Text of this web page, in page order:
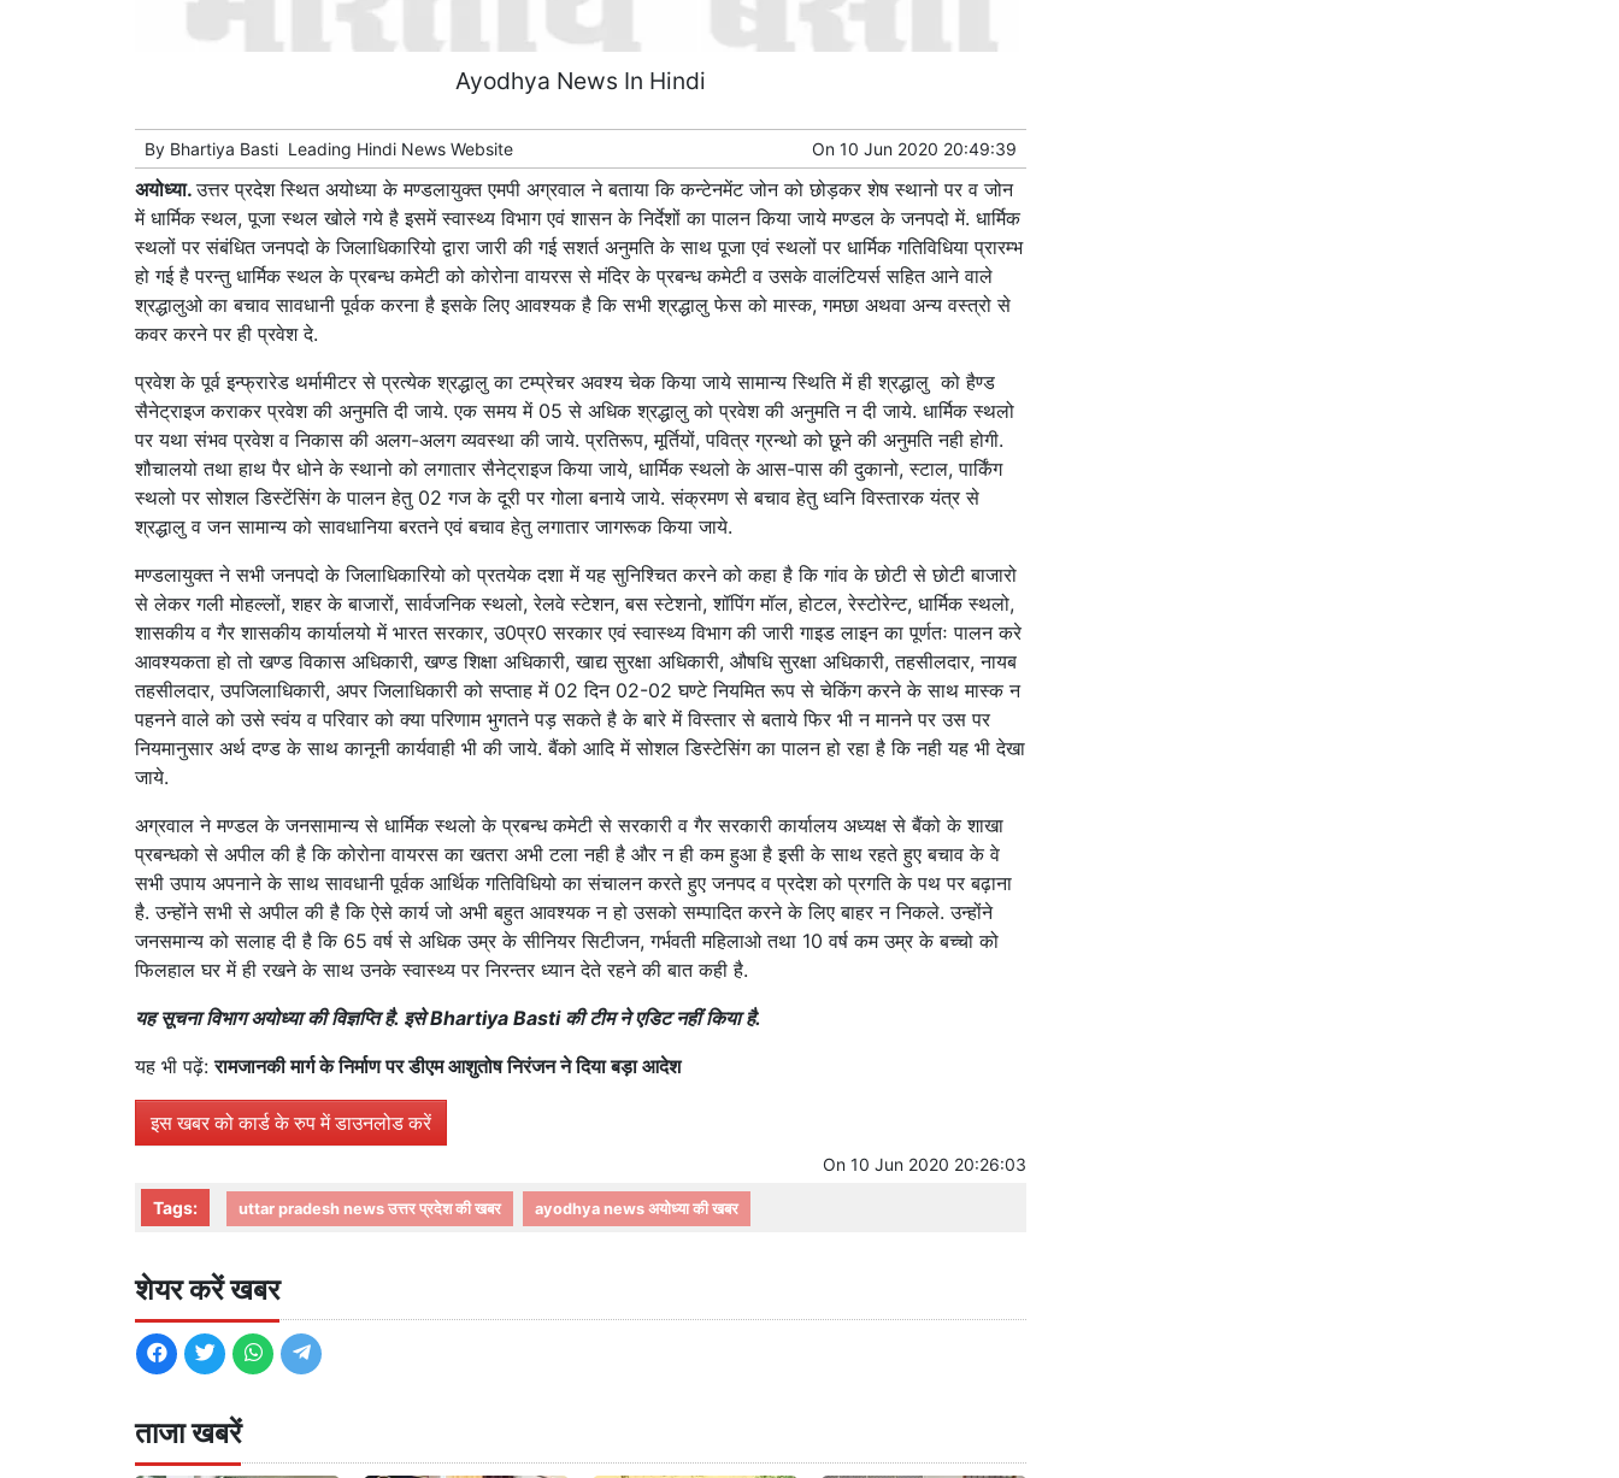
Ayodhya News In Hindi
By Bhartiya Basti Leading Hindi News Website On 10 Jun 2020 20:49:39
अयोध्या.उत्तर प्रदेश स्थित अयोध्या के मण्डलायुक्त एमपी अग्रवाल ने बताया कि कन्टेनमेंट जोन को छोड़कर शेष स्थानो पर व जोन
में धार्मिक स्थल, पूजा स्थल खोले गये है इसमें स्वास्थ्य विभाग एवं शासन के निर्देशों का पालन किया जाये मण्डल के जनपदो में. धार्मिक
स्थलों पर संबंधित जनपदो के जिलाधिकारियो द्वारा जारी की गई सशर्त अनुमति के साथ पूजा एवं स्थलों पर धार्मिक गतिविधिया प्रारम्भ
हो गई है परन्तु धार्मिक स्थल के प्रबन्ध कमेटी को कोरोना वायरस से मंदिर के प्रबन्ध कमेटी व उसके वालंटियर्स सहित आने वाले
श्रद्धालुओ का बचाव सावधानी पूर्वक करना है इसके लिए आवश्यक है कि सभी श्रद्धालु फेस को मास्क, गमछा अथवा अन्य वस्त्रो से
कवर करने पर ही प्रवेश दे.
प्रवेश के पूर्व इन्फ्रारेड थर्मामीटर से प्रत्येक श्रद्धालु का टम्प्रेचर अवश्य चेक किया जाये सामान्य स्थिति में ही श्रद्धालु को हैण्ड
सैनेट्राइज कराकर प्रवेश की अनुमति दी जाये. एक समय में 05 से अधिक श्रद्धालु को प्रवेश की अनुमति न दी जाये. धार्मिक स्थलो
पर यथा संभव प्रवेश व निकास की अलग-अलग व्यवस्था की जाये. प्रतिरूप, मूर्तियों, पवित्र ग्रन्थो को छूने की अनुमति नही होगी.
शौचालयो तथा हाथ पैर धोने के स्थानो को लगातार सैनेट्राइज किया जाये, धार्मिक स्थलो के आस-पास की दुकानो, स्टाल, पार्किंग
स्थलो पर सोशल डिस्टेंसिंग के पालन हेतु 02 गज के दूरी पर गोला बनाये जाये. संक्रमण से बचाव हेतु ध्वनि विस्तारक यंत्र से
श्रद्धालु व जन सामान्य को सावधानिया बरतने एवं बचाव हेतु लगातार जागरूक किया जाये.
मण्डलायुक्त ने सभी जनपदो के जिलाधिकारियो को प्रतयेक दशा में यह सुनिश्चित करने को कहा है कि गांव के छोटी से छोटी बाजारो
से लेकर गली मोहल्लों, शहर के बाजारों, सार्वजनिक स्थलो, रेलवे स्टेशन, बस स्टेशनो, शॉपिंग मॉल, होटल, रेस्टोरेन्ट, धार्मिक स्थलो,
शासकीय व गैर शासकीय कार्यालयो में भारत सरकार, उ0प्र0 सरकार एवं स्वास्थ्य विभाग की जारी गाइड लाइन का पूर्णतः पालन करे
आवश्यकता हो तो खण्ड विकास अधिकारी, खण्ड शिक्षा अधिकारी, खाद्य सुरक्षा अधिकारी, औषधि सुरक्षा अधिकारी, तहसीलदार, नायब
तहसीलदार, उपजिलाधिकारी, अपर जिलाधिकारी को सप्ताह में 02 दिन 02-02 घण्टे नियमित रूप से चेकिंग करने के साथ मास्क न
पहनने वाले को उसे स्वंय व परिवार को क्या परिणाम भुगतने पड़ सकते है के बारे में विस्तार से बताये फिर भी न मानने पर उस पर
नियमानुसार अर्थ दण्ड के साथ कानूनी कार्यवाही भी की जाये. बैंको आदि में सोशल डिस्टेसिंग का पालन हो रहा है कि नही यह भी देखा
जाये.
अग्रवाल ने मण्डल के जनसामान्य से धार्मिक स्थलो के प्रबन्ध कमेटी से सरकारी व गैर सरकारी कार्यालय अध्यक्ष से बैंको के शाखा
प्रबन्धको से अपील की है कि कोरोना वायरस का खतरा अभी टला नही है और न ही कम हुआ है इसी के साथ रहते हुए बचाव के वे
सभी उपाय अपनाने के साथ सावधानी पूर्वक आर्थिक गतिविधियो का संचालन करते हुए जनपद व प्रदेश को प्रगति के पथ पर बढ़ाना
है. उन्होंने सभी से अपील की है कि ऐसे कार्य जो अभी बहुत आवश्यक न हो उसको सम्पादित करने के लिए बाहर न निकले. उन्होंने
जनसमान्य को सलाह दी है कि 65 वर्ष से अधिक उम्र के सीनियर सिटीजन, गर्भवती महिलाओ तथा 10 वर्ष कम उम्र के बच्चो को
फिलहाल घर में ही रखने के साथ उनके स्वास्थ्य पर निरन्तर ध्यान देते रहने की बात कही है.
यह सूचना विभाग अयोध्या की विज्ञप्ति है. इसे Bhartiya Basti की टीम ने एडिट नहीं किया है.
यह भी पढ़ें:रामजानकी मार्ग के निर्माण पर डीएम आशुतोष निरंजन ने दिया बड़ा आदेश
इस खबर को कार्ड के रुप में डाउनलोड करें
On 10 Jun 2020 20:26:03
Tags: uttar pradesh news उत्तर प्रदेश की खबर ayodhya news अयोध्या की खबर
शेयर करें खबर
ताजा खबरें